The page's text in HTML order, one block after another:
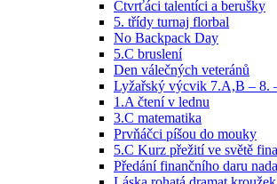
Čtvrťáci talentíci a berušky
5. třídy turnaj florbal
No Backpack Day
5.C bruslení
Den válečných veteránů
Lyžařský výcvik 7.A,B – 8.
1.A čtení v lednu
3.C matematika
Prvňáčci píšou do mouky
5.C Kurz přežití ve světě
Předání finančního daru